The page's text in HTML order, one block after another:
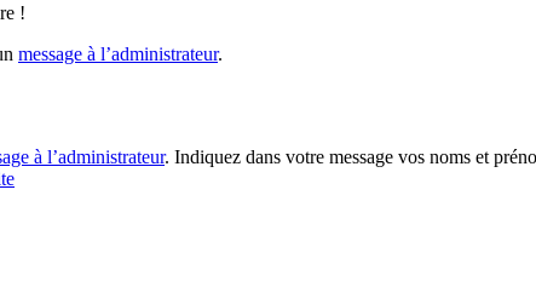
!
message à l’administrateur.
à l’administrateur. Indiquez dans votre message vos noms et